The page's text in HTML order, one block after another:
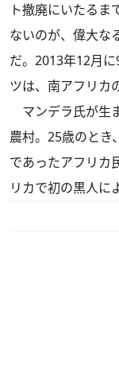
ト撤廃にいたるま
ないのが、偉大な
だ。2013年12月
ツは、南アフリカ
マンデラ氏が生
農村。25歳のとき
であったアフリカ
リカで初の黒人に